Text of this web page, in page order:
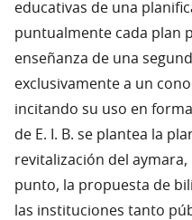
educativas de una
puntualmente cada plan
enseñanza de una
exclusivamente a un
incitando su uso en
de E. I. B. se plantea la
revitalización del
punto, la propuesta de
las instituciones tanto